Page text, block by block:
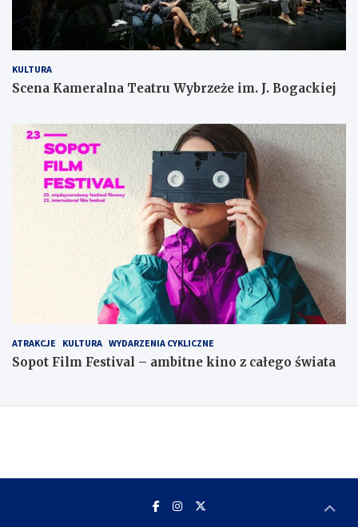
KULTURA
Scena Kameralna Teatru Wybrzeże im. J. Bogackiej
ATRAKCJE KULTURA WYDARZENIA CYKLICZNE
Sopot Film Festival – ambitne kino z całego świata